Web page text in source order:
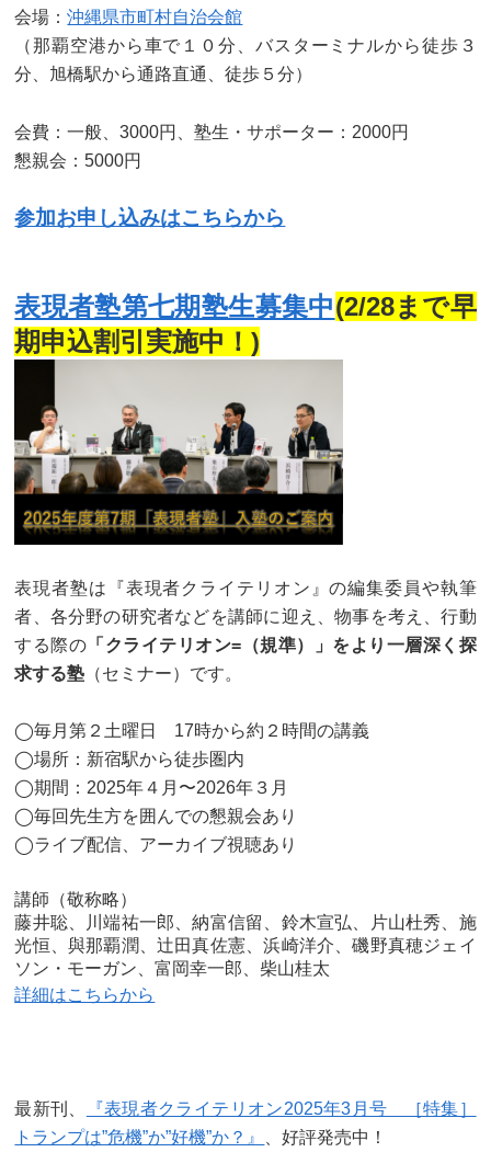
会場：沖縄県市町村自治会館
（那覇空港から車で１０分、バスターミナルから徒歩３
分、旭橋駅から通路直通、徒歩５分）
会費：一般、3000円、塾生・サポーター：2000円
懇親会：5000円
参加お申し込みはこちらから
表現者塾第七期塾生募集中(2/28まで早
期申込割引実施中！)
表現者塾は『表現者クライテリオン』の編集委員や執筆
者、各分野の研究者などを講師に迎え、物事を考え、行動
する際の 「クライテリオン=（規準）」をより一層深く探
求する塾 （セミナー）です。
◯毎月第２土曜日 17時から約２時間の講義
◯場所：新宿駅から徒歩圏内
◯期間：2025年４月〜2026年３月
◯毎回先生方を囲んでの懇親会あり
◯ライブ配信、アーカイブ視聴あり
講師（敬称略）
藤井聡、川端祐一郎、納富信留、鈴木宣弘、片山杜秀、施
光恒、與那覇潤、辻田真佐憲、浜崎洋介、磯野真穂ジェイ
ソン・モーガン、富岡幸一郎、柴山桂太
詳細はこちらから
最新刊、
『表現者クライテリオン2025年3月号 ［特集］
トランプは”危機”か”好機”か？』
、好評発売中！